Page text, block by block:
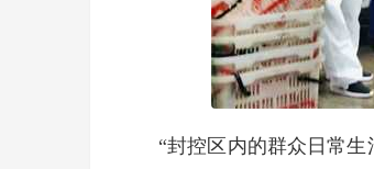
“封控区内的群众日常